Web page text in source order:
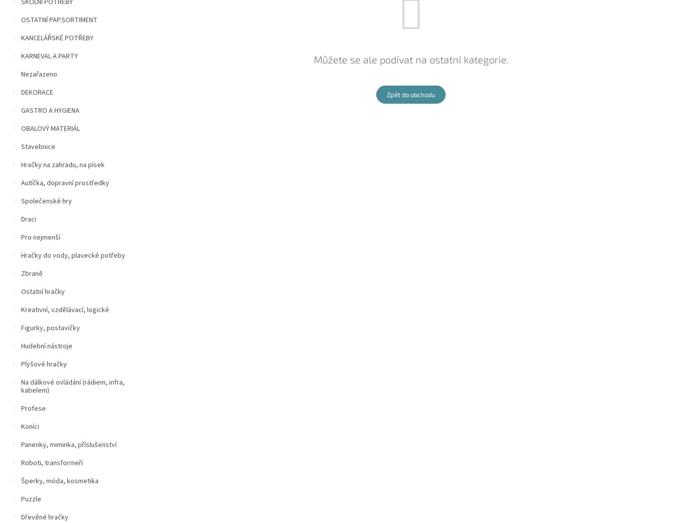
p
a
e
ŠKOLNÍ POTŘEBY
OSTATNÍ PAP.SORTIMENT
KANCELÁŘSKÉ POTŘEBY
KARNEVAL A PARTY
Nezařazeno
DEKORACE
GASTRO A HYGIENA
OBALOVÝ MATERIÁL
Stavebnice
Hračky na zahradu, na písek
Autíčka, dopravní prostředky
Společenské hry
Draci
Pro nejmenší
Hračky do vody, plavecké potřeby
Zbraně
Ostatní hračky
Kreativní, vzdělávací, logické
Figurky, postavičky
Hudební nástroje
Plyšové hračky
Na dálkové ovládání (rádiem, infra,
kabelem)
Profese
Koníci
Panenky, miminka, příslušenství
Roboti, transformeři
Šperky, móda, kosmetika
Puzzle
Dřevěné hračky
Můžete se ale podívat na ostatní kategorie.
Zpět do obchodu